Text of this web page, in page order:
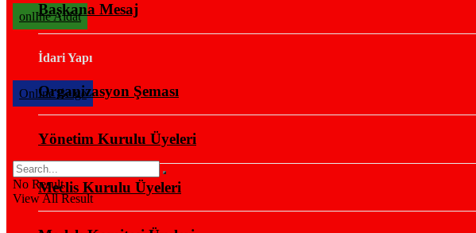
onlIne Aidat
OnlIne Belge
No Result
View All Result
Başkana Mesaj
İdari Yapı
Organizasyon Şeması
Yönetim Kurulu Üyeleri
Meclis Kurulu Üyeleri